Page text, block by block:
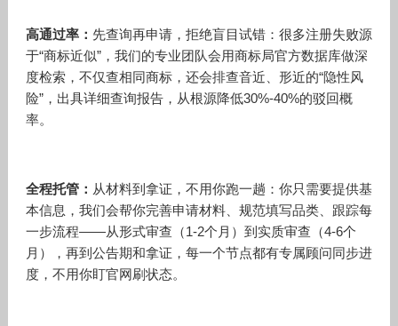
高通过率： 先查询再申请，拒绝盲目试错：很多注册失败源
于“商标近似”，我们的专业团队会用商标局官方数据库做深
度检索，不仅查相同商标，还会排查音近、形近的“隐性风
险”，出具详细查询报告，从根源降低30%-40%的驳回概
率。
全程托管： 从材料到拿证，不用你跑一趟：你只需要提供基
本信息，我们会帮你完善申请材料、规范填写品类、跟踪每
一步流程——从形式审查（1-2个月）到实质审查（4-6个
月），再到公告期和拿证，每一个节点都有专属顾问同步进
度，不用你盯官网刷状态。